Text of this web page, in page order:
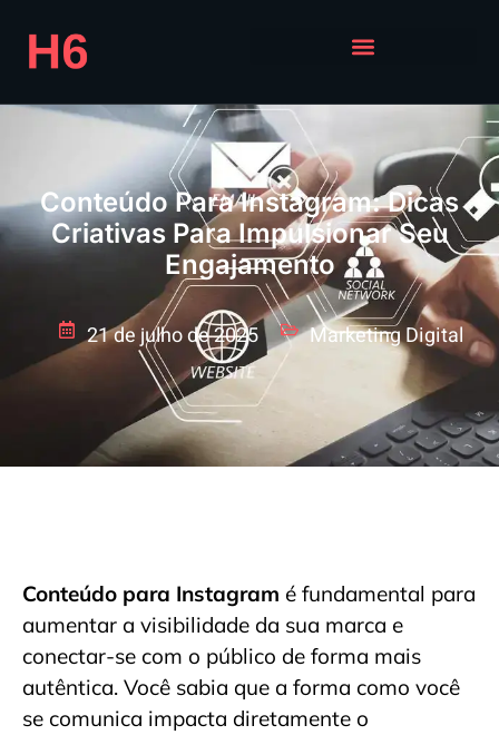
Conteúdo Para Instagram: Dicas
Criativas Para Impulsionar Seu
Engajamento
21 de julho de 2025 Marketing Digital
Conteúdo para Instagram é fundamental para
aumentar a visibilidade da sua marca e
conectar-se com o público de forma mais
autêntica. Você sabia que a forma como você
se comunica impacta diretamente o